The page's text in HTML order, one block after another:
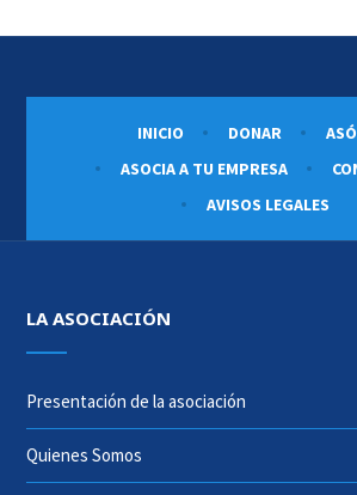
INICIO DONAR
ASOCIA A TU EMPRESA
AVISOS LEGALES
LA ASOCIACIÓN
Presentación de la asociación
Quienes Somos